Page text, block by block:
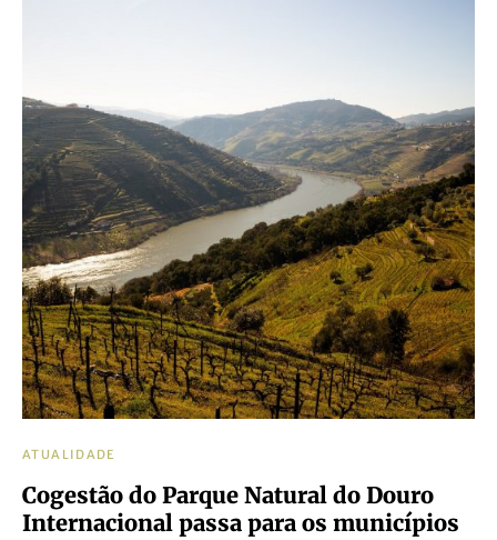
ATUALIDADE
Cogestão do Parque Natural do Douro
Internacional passa para os municípios